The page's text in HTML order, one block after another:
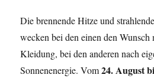
Die brennende Hitze und
wecken bei den einen den Wunsch
Kleidung, bei den anderen nach
Sonnenenergie. Vom24. August